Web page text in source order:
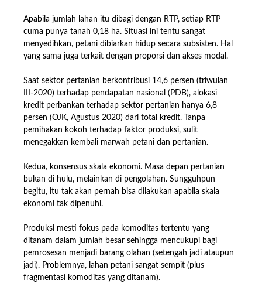
Apabila jumlah lahan itu dibagi dengan RTP, setiap RTP
cuma punya tanah 0,18 ha. Situasi ini tentu sangat
menyedihkan, petani dibiarkan hidup secara subsisten. Hal
yang sama juga terkait dengan proporsi dan akses modal.
Saat sektor pertanian berkontribusi 14,6 persen (triwulan
III-2020) terhadap pendapatan nasional (PDB), alokasi
kredit perbankan terhadap sektor pertanian hanya 6,8
persen (OJK, Agustus 2020) dari total kredit. Tanpa
pemihakan kokoh terhadap faktor produksi, sulit
menegakkan kembali marwah petani dan pertanian.
Kedua, konsensus skala ekonomi. Masa depan pertanian
bukan di hulu, melainkan di pengolahan. Sungguhpun
begitu, itu tak akan pernah bisa dilakukan apabila skala
ekonomi tak dipenuhi.
Produksi mesti fokus pada komoditas tertentu yang
ditanam dalam jumlah besar sehingga mencukupi bagi
pemrosesan menjadi barang olahan (setengah jadi ataupun
jadi). Problemnya, lahan petani sangat sempit (plus
fragmentasi komoditas yang ditanam).